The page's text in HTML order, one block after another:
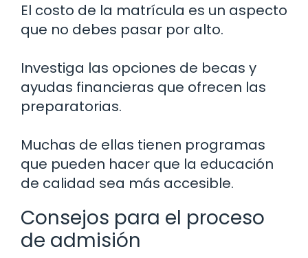
El costo de la matrícula es un aspecto
que no debes pasar por alto.
Investiga las opciones de becas y
ayudas financieras que ofrecen las
preparatorias.
Muchas de ellas tienen programas
que pueden hacer que la educación
de calidad sea más accesible.
Consejos para el proceso
de admisión